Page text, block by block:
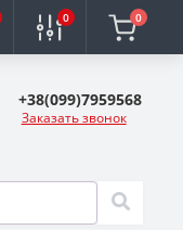
0 0
+38(099)7959568
Заказать звонок